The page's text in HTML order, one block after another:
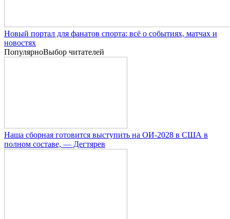
Новый портал для фанатов спорта: всё о событиях, матчах и
новостях
ПопулярноВыбор читателей
Наша сборная готовится выступить на ОИ-2028 в США в
полном составе, — Дегтярев